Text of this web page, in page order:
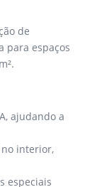
de
para espaços
ajudando a
no interior,
especiais